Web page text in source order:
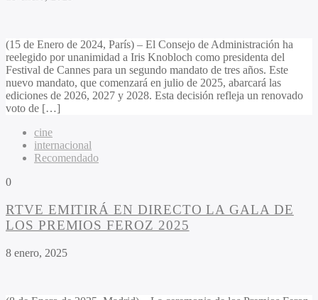
(15 de Enero de 2024, París) – El Consejo de Administración ha
reelegido por unanimidad a Iris Knobloch como presidenta del
Festival de Cannes para un segundo mandato de tres años. Este
nuevo mandato, que comenzará en julio de 2025, abarcará las
ediciones de 2026, 2027 y 2028. Esta decisión refleja un renovado
voto de […]
cine
internacional
Recomendado
0
RTVE EMITIRÁ EN DIRECTO LA GALA DE
LOS PREMIOS FEROZ 2025
8 enero, 2025